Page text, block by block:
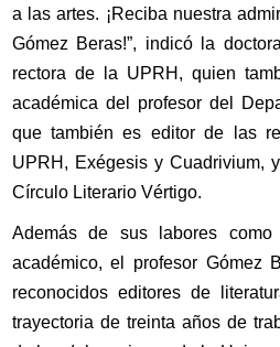
a las artes. ¡Reciba nuestra
Gómez Beras!”, indicó la
rectora de la UPRH, quien
académica del profesor del
que también es editor de las
UPRH, Exégesis y Cuadrivium,
Círculo Literario Vértigo.
Además de sus labores
académico, el profesor Gómez
reconocidos editores de
trayectoria de treinta años de